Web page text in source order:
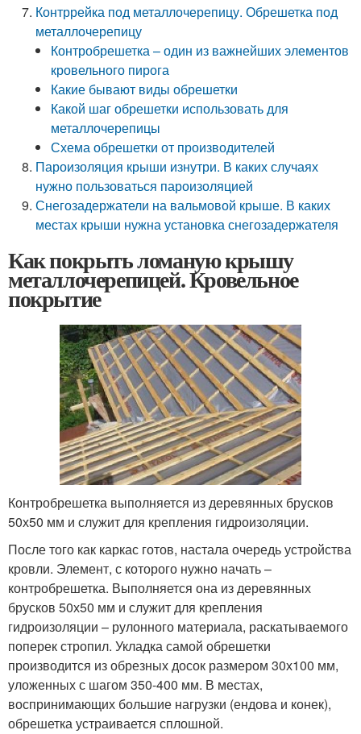
Контррейка под металлочерепицу. Обрешетка под
металлочерепицу
Контробрешетка – один из важнейших элементов
кровельного пирога
Какие бывают виды обрешетки
Какой шаг обрешетки использовать для
металлочерепицы
Схема обрешетки от производителей
Пароизоляция крыши изнутри. В каких случаях
нужно пользоваться пароизоляцией
Снегозадержатели на вальмовой крыше. В каких
местах крыши нужна установка снегозадержателя
Как покрыть ломаную крышу
металлочерепицей. Кровельное
покрытие
Контробрешетка выполняется из деревянных брусков
50х50 мм и служит для крепления гидроизоляции.
После того как каркас готов, настала очередь устройства
кровли. Элемент, с которого нужно начать –
контробрешетка. Выполняется она из деревянных
брусков 50х50 мм и служит для крепления
гидроизоляции – рулонного материала, раскатываемого
поперек стропил. Укладка самой обрешетки
производится из обрезных досок размером 30х100 мм,
уложенных с шагом 350-400 мм. В местах,
воспринимающих большие нагрузки (ендова и конек),
обрешетка устраивается сплошной.